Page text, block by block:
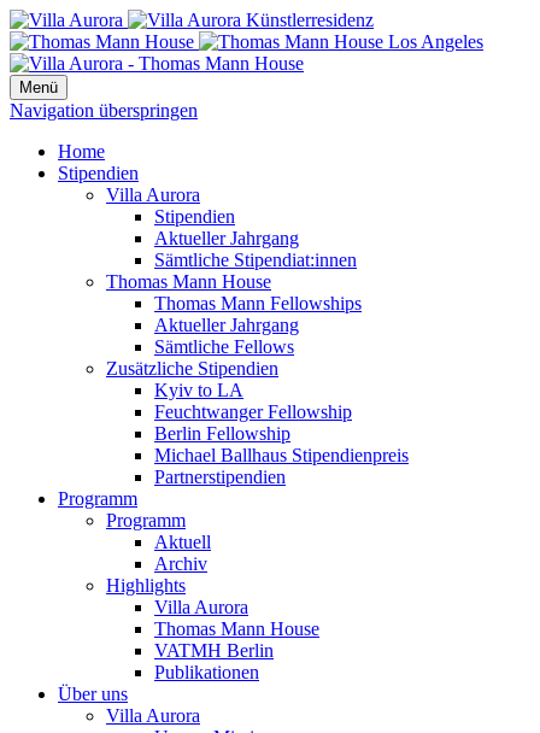
Menü
Navigation überspringen
Home
Stipendien
Villa Aurora
Stipendien
Aktueller Jahrgang
Sämtliche Stipendiat:innen
Thomas Mann House
Thomas Mann Fellowships
Aktueller Jahrgang
Sämtliche Fellows
Zusätzliche Stipendien
Kyiv to LA
Feuchtwanger Fellowship
Berlin Fellowship
Michael Ballhaus Stipendienpreis
Partnerstipendien
Programm
Programm
Aktuell
Archiv
Highlights
Villa Aurora
Thomas Mann House
VATMH Berlin
Publikationen
Über uns
Villa Aurora